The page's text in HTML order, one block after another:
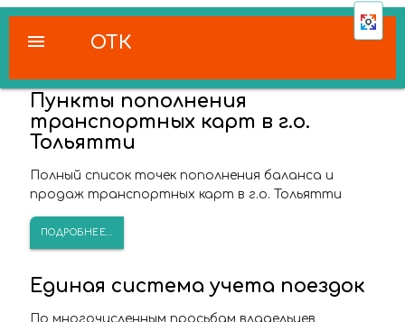
ОТК
menu
Пункты пополнения
транспортных карт в г.о.
Тольятти
Полный список точек пополнения баланса и
продаж транспортных карт в г.о. Тольятти
ПОДРОБНЕЕ...
Единая система учета поездок
По многочисленным просьбам владельцев